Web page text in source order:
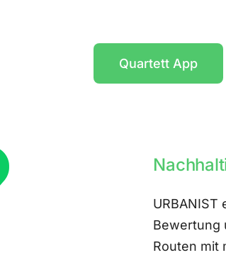
Quartett App
Bewertung
Routen mit